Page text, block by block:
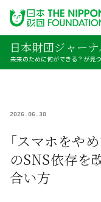
日本財団ジャー
未来のために何ができる？が見
2026.06.30
「スマホをや
のSNS依存を
合い方